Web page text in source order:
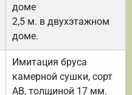
доме
2,5 м. в двухэтажном
доме.
Имитация бруса
камерной сушки, сорт
АВ, толщиной 17 мм.